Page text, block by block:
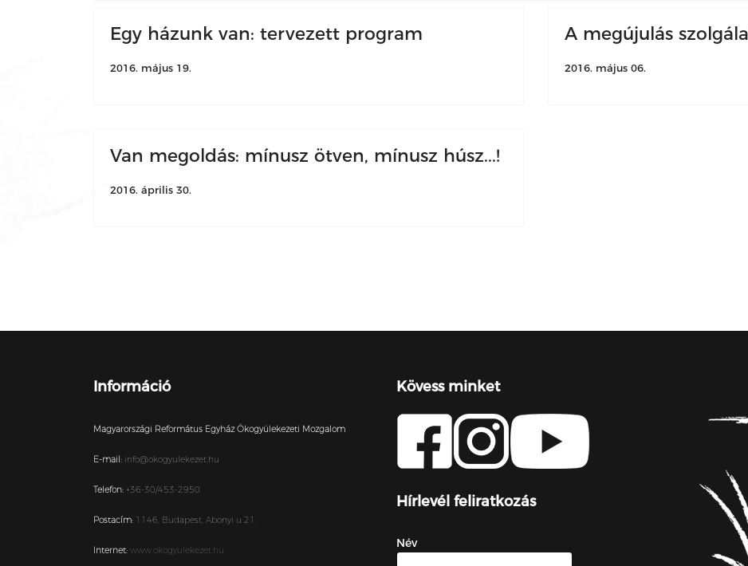
Egy házunk van: tervezett program
2016. május 19.
A megújulás
2016. május 06.
Van megoldás: mínusz ötven, mínusz húsz...!
2016. április 30.
Információ
Magyarországi Református Egyház Ökogyülekezeti Mozgalom
E-mail: info@okogyulekezet.hu
Telefon: +36-30/453-2950
Postacím: 1146, Budapest, Abonyi u 21.
Internet: www.okogyulekezet.hu
Kövess minket
Hírlevél feliratkozás
Név